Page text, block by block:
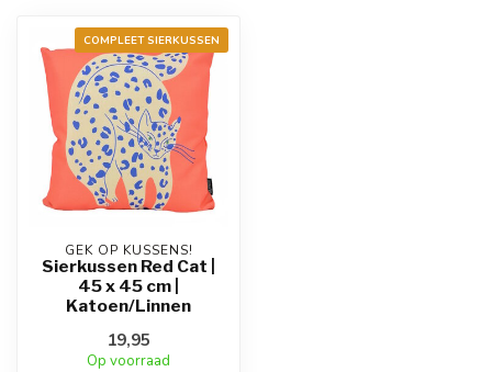
COMPLEET SIERKUSSEN
GEK OP KUSSENS!
Sierkussen Red Cat |
45 x 45 cm |
Katoen/Linnen
19,95
Op voorraad